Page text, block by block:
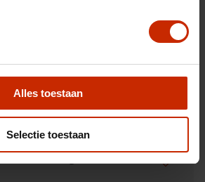
Alles toestaan
Selectie toestaan
garantie, wat
dan toe?
onder BOVAG garantie?
ook bij een andere
auto's met garantie